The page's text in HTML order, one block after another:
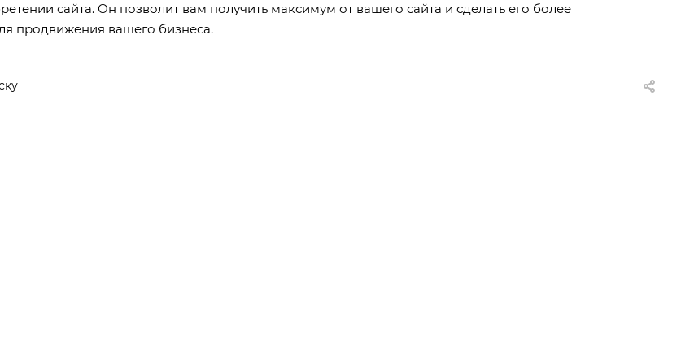
сайта. Он позволит вам получить максимум от вашего сайта и сделать его более
продвижения вашего бизнеса.